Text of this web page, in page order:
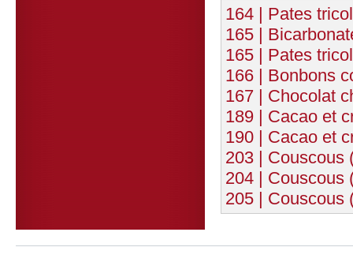
164 | Pates
165 |
165 | Pates
166 | Bonbons
167 | Chocolat
189 | Cacao et
190 | Cacao et
203 | Couscous
204 | Couscous
205 | Couscous